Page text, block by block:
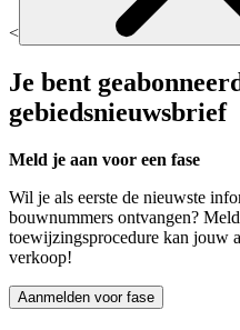
<
Je bent
gebiedsnieuwsbrief
Meld je aan voor een fase
Wil je als eerste de nieuwste
bouwnummers ontvangen?
toewijzingsprocedure kan jouw
verkoop!
Aanmelden voor fase